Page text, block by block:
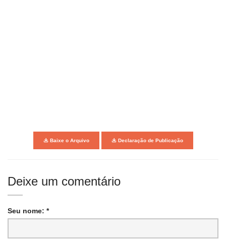
Baixe o Arquivo Declaração de Publicação
Deixe um comentário
Seu nome: *